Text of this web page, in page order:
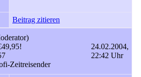
Beitrag zitieren
Zeitreisender
24.02.2004,
22:42 Uhr